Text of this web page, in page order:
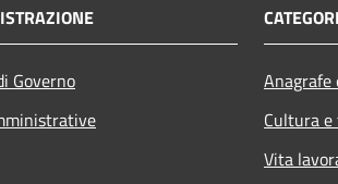
Governo
Cultura
Vita